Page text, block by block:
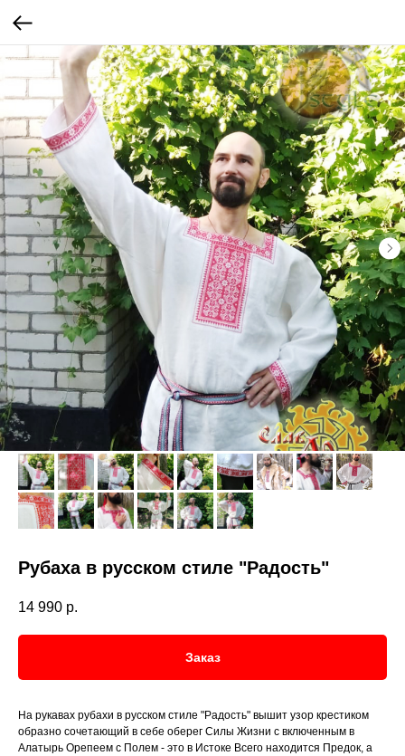
Рубаха в русском стиле "Радость"
14 990 р.
Заказ
На рукавах рубахи в русском стиле "Радость" вышит узор крестиком
образно сочетающий в себе оберег Силы Жизни с включенным в
Алатырь Орепеем с Полем - это в Истоке Всего находится Предок, а